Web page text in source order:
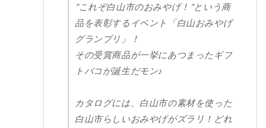
”これぞ白山市のおみやげ！”という商
品を表彰するイベント「白山おみやげ
グランプリ」！
その受賞商品が一挙にあつまったギフ
トバコが誕生だモン♪
カタログには、白山市の素材を使った
白山市らしいおみやげがズラリ！どれ